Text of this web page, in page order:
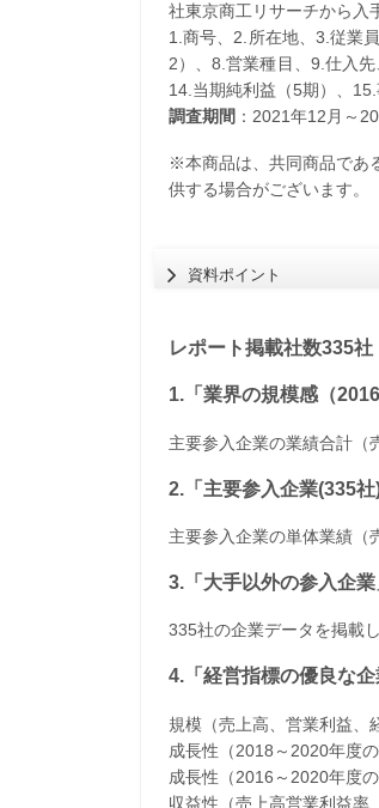
社東京商工リサーチから入
1.商号、2.所在地、3.従業
2）、8.営業種目、9.仕入
14.当期純利益（5期）、
調査期間 ：2021年12月～
※本商品は、共同商品であ
供する場合がございます。
資料ポイント
レポート掲載社数335社
1.「業界の規模感（
主要参入企業の業績合計（
2.「主要参入企業(335
主要参入企業の単体業績（
3.「大手以外の参入企
335社の企業データを掲載
4.「経営指標の優良な
規模（売上高、営業利益、
成長性（2018～2020年度
成長性（2016～2020年度
収益性（売上高営業利益率